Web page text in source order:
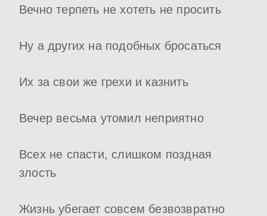
Вечно терпеть не хотеть не просить
Ну а других на подобных бросаться
Их за свои же грехи и казнить
Вечер весьма утомил неприятно
Всех не спасти, слишком поздная
злость
Жизнь убегает совсем безвозвратно